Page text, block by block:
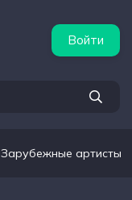
Войти
Зарубежные артисты